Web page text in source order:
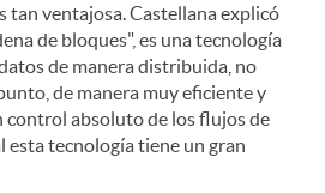
tan ventajosa. Castellana explicó
de bloques", es una tecnología
de manera distribuida, no
de manera muy eficiente y
control absoluto de los flujos de
esta tecnología tiene un gran